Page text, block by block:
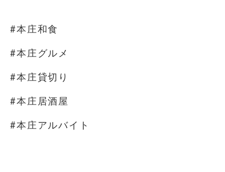
#本庄和食
#本庄グルメ
#本庄貸切り
#本庄居酒屋
#本庄アルバイト